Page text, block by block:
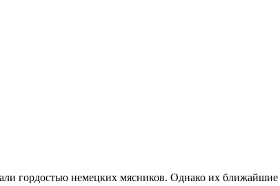
гордостью немецких мясников. Однако их ближайшие